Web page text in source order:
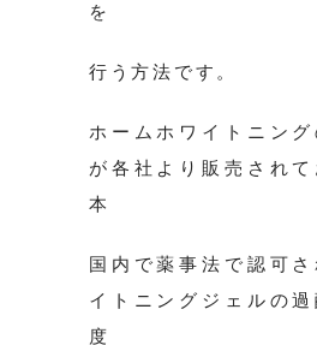
を
行う方法です。
ホームホワイトニン
が各社より販売されて
本
国内で薬事法で認可さ
イトニングジェルの
度